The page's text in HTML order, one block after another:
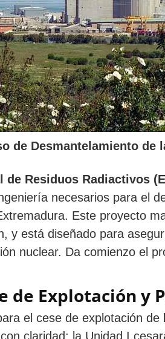
de Desmantelamiento de
de Residuos Radiactivos
necesarios para el
Este proyecto
y está diseñado para
nuclear. Da comienzo el
de Explotación y
el cese de explotación
claridad: la Unidad I